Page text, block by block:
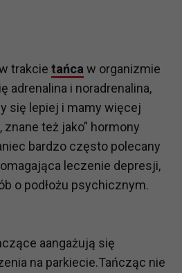
trakcie tańca w organizmie
adrenalina i noradrenalina,
się lepiej i mamy więcej
też jako” hormony
bardzo często polecany
leczenie depresji,
o podłożu psychicznym.
aangażują się
na parkiecie.Tańcząc nie